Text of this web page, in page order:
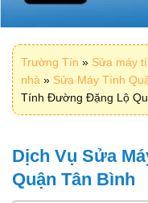
Trường Tín » Sửa máy
nhà » Sửa Máy Tính
Tính Đường Đặng Lộ
Dịch Vụ Sửa
Quận Tân Bình